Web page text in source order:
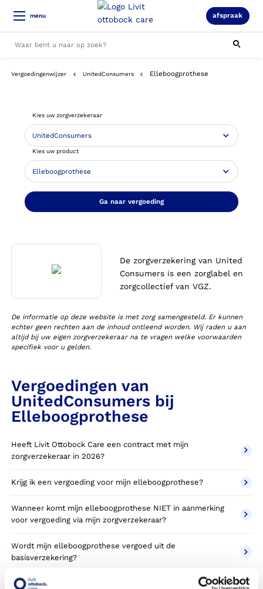
menu afspraak
Alle resultaten
Vergoedingenwijzer UnitedConsumers Elleboogprothese
Kies uw zorgverzekeraar
Kies uw product
Ga naar vergoeding
De zorgverzekering van United
Consumers is een zorglabel en
zorgcollectief van VGZ.
De informatie op deze website is met zorg samengesteld. Er kunnen
echter geen rechten aan de inhoud ontleend worden. Wij raden u aan
altijd bij uw eigen zorgverzekeraar na te vragen welke voorwaarden
specifiek voor u gelden.
Vergoedingen van
UnitedConsumers bij
Elleboogprothese
Heeft Livit Ottobock Care een contract met mijn
zorgverzekeraar in 2026?
Krijg ik een vergoeding voor mijn elleboogprothese?
Wanneer komt mijn elleboogprothese NIET in aanmerking
voor vergoeding via mijn zorgverzekeraar?
Wordt mijn elleboogprothese vergoed uit de
basisverzekering?
Wordt mijn elleboogprothese vergoed vanuit een